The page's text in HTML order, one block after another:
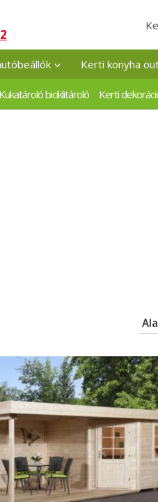
Kerti konyha
Kukatároló biciklitároló Kerti